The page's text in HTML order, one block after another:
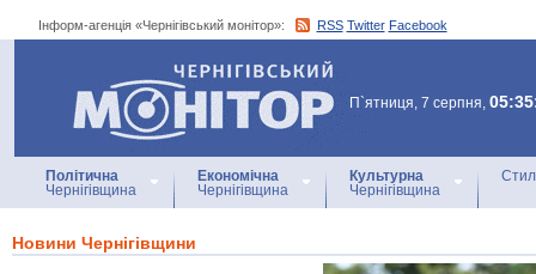
Інформ-агенція «Чернігівський монітор»: RSS Twitter Facebook
Інформ-агенція
«Чернігівський монітор»
П`ятниця, 7 серпня,
Політична
Чернігівщина
Економічна
Чернігівщина
Культурна
Чернігівщина
Новини Чернігівщини